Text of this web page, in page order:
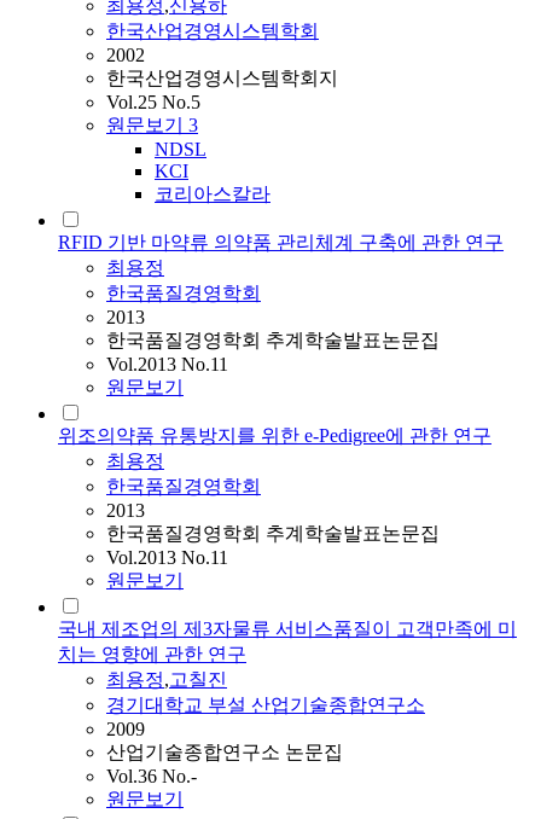
최용정,신용하
한국산업경영시스템학회
2002
한국산업경영시스템학회지
Vol.25 No.5
원문보기 3
NDSL
KCI
코리아스칼라
RFID 기반 마약류 의약품 관리체계 구축에 관한 연구
최용정
한국품질경영학회
2013
한국품질경영학회 추계학술발표논문집
Vol.2013 No.11
원문보기
위조의약품 유통방지를 위한 e-Pedigree에 관한 연구
최용정
한국품질경영학회
2013
한국품질경영학회 추계학술발표논문집
Vol.2013 No.11
원문보기
국내 제조업의 제3자물류 서비스품질이 고객만족에 미
치는 영향에 관한 연구
최용정,고칠진
경기대학교 부설 산업기술종합연구소
2009
산업기술종합연구소 논문집
Vol.36 No.-
원문보기